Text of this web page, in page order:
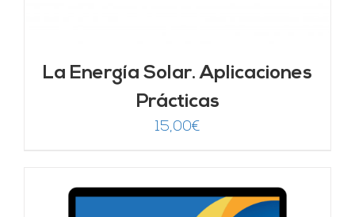
La Energía Solar. Aplicaciones
Prácticas
15,00€